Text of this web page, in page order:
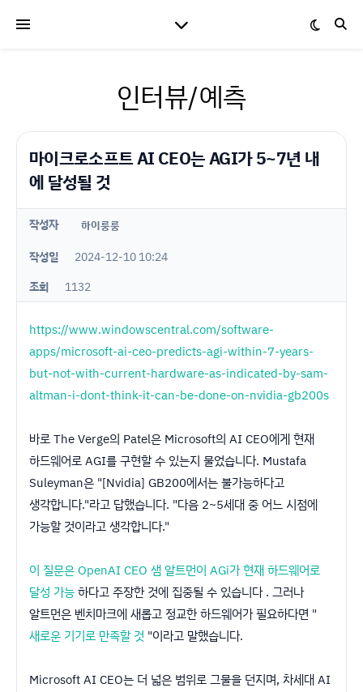
인터뷰/예측
마이크로소프트 AI CEO는 AGI가 5~7년 내
에 달성될 것
작성자 하이룽룽
작성일
2024-12-10 10:24
조회
1132
https://www.windowscentral.com/software-
apps/microsoft-ai-ceo-predicts-agi-within-7-years-
but-not-with-current-hardware-as-indicated-by-sam-
altman-i-dont-think-it-can-be-done-on-nvidia-gb200s
바로 The Verge의 Patel은 Microsoft의 AI CEO에게 현재
하드웨어로 AGI를 구현할 수 있는지 물었습니다. Mustafa
Suleyman은 "[Nvidia] GB200에서는 불가능하다고
생각합니다."라고 답했습니다. "다음 2~5세대 중 어느 시점에
가능할 것이라고 생각합니다."
이 질문은 OpenAI CEO 샘 알트먼이 AGi가 현재 하드웨어로
달성 가능하다고 주장한 것에 집중될 수 있습니다 . 그러나
알트먼은 벤치마크에 새롭고 정교한 하드웨어가 필요하다면 "
새로운 기기로 만족할 것 "이라고 말했습니다.
Microsoft AI CEO는 더 넓은 범위로 그물을 던지며, 차세대 AI